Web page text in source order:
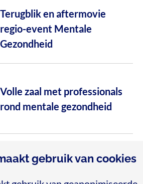
Terugblik en aftermovie
regio-event Mentale
Gezondheid
Volle zaal met professionals
rond mentale gezondheid
gebruik van cookies